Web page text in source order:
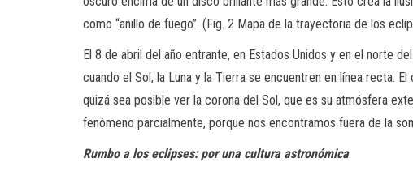
como “anillo de fuego”. (Fig. 2 Mapa de la trayectoria de los
El 8 de abril del año entrante, en Estados Unidos y en el norte
cuando el Sol, la Luna y la Tierra se encuentren en línea recta.
quizá sea posible ver la corona del Sol, que es su atmósfera
fenómeno parcialmente, porque nos encontramos fuera de la
Rumbo a los eclipses: por una cultura astronómica